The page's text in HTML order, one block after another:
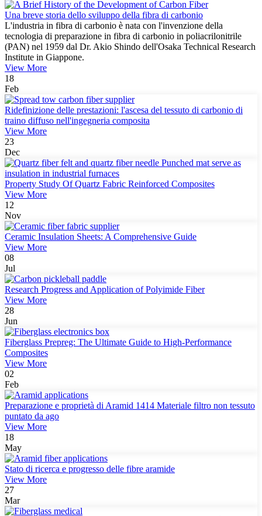
Una breve storia dello sviluppo della fibra di carbonio
L'industria in fibra di carbonio è nata con l'invenzione della
tecnologia di preparazione in fibra di carbonio in poliacrilonitrile
(PAN) nel 1959 dal Dr. Akio Shindo dell'Osaka Technical Research
Institute in Giappone.
View More
18
Feb
Ridefinizione delle prestazioni: l'ascesa del tessuto di carbonio di
traino diffuso nell'ingegneria composita
View More
23
Dec
Property Study Of Quartz Fabric Reinforced Composites
View More
12
Nov
Ceramic Insulation Sheets: A Comprehensive Guide
View More
08
Jul
Research Progress and Application of Polyimide Fiber
View More
28
Jun
Fiberglass Prepreg: The Ultimate Guide to High-Performance
Composites
View More
02
Feb
Preparazione e proprietà di Aramid 1414 Materiale filtro non tessuto
puntato da ago
View More
18
May
Stato di ricerca e progresso delle fibre aramide
View More
27
Mar